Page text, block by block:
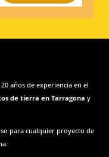
años de experiencia en el
de tierra en Tarragona y
para cualquier proyecto de